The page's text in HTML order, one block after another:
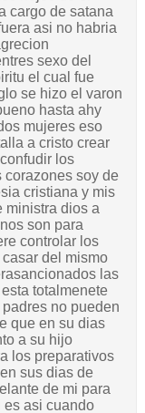
cargo de satana
asi no habria
sexo del
el cual fue
se hizo el varon
hasta ahy
mujeres eso
a cristo crear
los
corazones soy de
cristiana y mis
ministra dios a
son para
controlar los
del mismo
las
totalmenete
no pueden
que en su dias
a su hijo
los preparativos
sus dias de
de mi para
es asi cuando